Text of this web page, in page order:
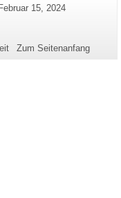
Februar 15, 2024
Zum Seitenanfang